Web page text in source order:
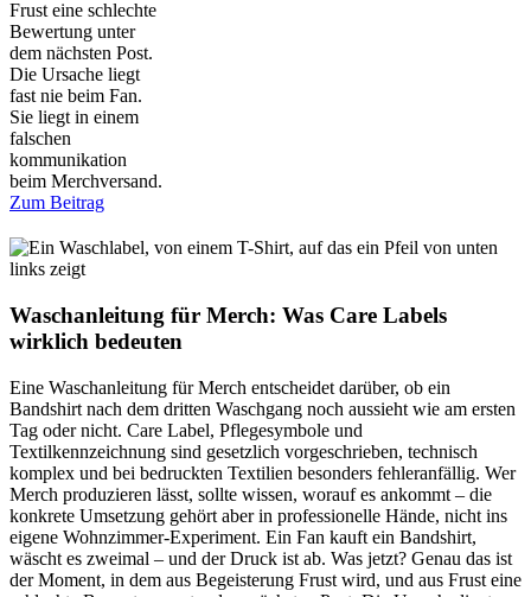
Frust eine schlechte
Bewertung unter
dem nächsten Post.
Die Ursache liegt
fast nie beim Fan.
Sie liegt in einem
falschen
kommunikation
beim Merchversand.
Zum Beitrag
Waschanleitung für Merch: Was Care Labels
wirklich bedeuten
Eine Waschanleitung für Merch entscheidet darüber, ob ein
Bandshirt nach dem dritten Waschgang noch aussieht wie am ersten
Tag oder nicht. Care Label, Pflegesymbole und
Textilkennzeichnung sind gesetzlich vorgeschrieben, technisch
komplex und bei bedruckten Textilien besonders fehleranfällig. Wer
Merch produzieren lässt, sollte wissen, worauf es ankommt – die
konkrete Umsetzung gehört aber in professionelle Hände, nicht ins
eigene Wohnzimmer-Experiment. Ein Fan kauft ein Bandshirt,
wäscht es zweimal – und der Druck ist ab. Was jetzt? Genau das ist
der Moment, in dem aus Begeisterung Frust wird, und aus Frust eine